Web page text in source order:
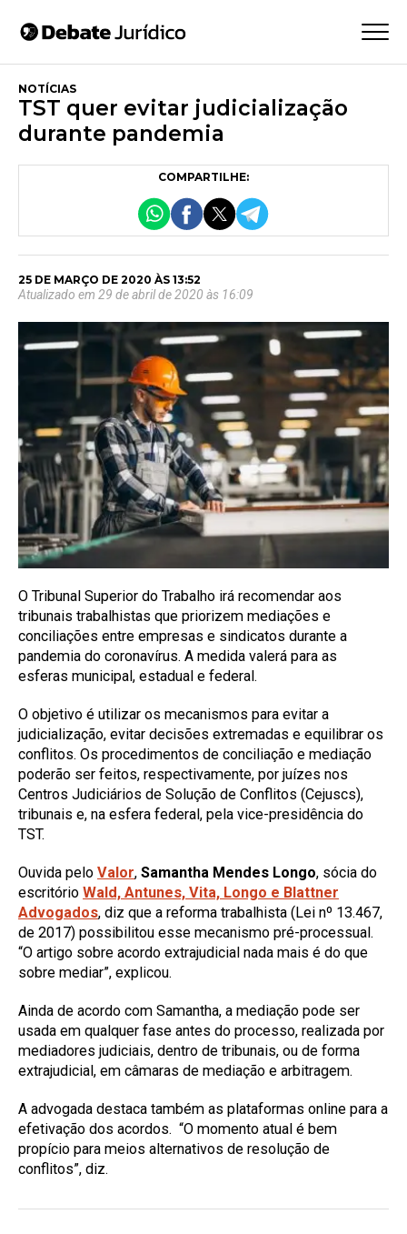
NOTÍCIAS
TST quer evitar judicialização
durante pandemia
COMPARTILHE:
25 DE MARÇO DE 2020 ÀS 13:52
Atualizado em 29 de abril de 2020 às 16:09
O Tribunal Superior do Trabalho irá recomendar aos
tribunais trabalhistas que priorizem mediações e
conciliações entre empresas e sindicatos durante a
pandemia do coronavírus. A medida valerá para as
esferas municipal, estadual e federal.
O objetivo é utilizar os mecanismos para evitar a
judicialização, evitar decisões extremadas e equilibrar os
conflitos. Os procedimentos de conciliação e mediação
poderão ser feitos, respectivamente, por juízes nos
Centros Judiciários de Solução de Conflitos (Cejuscs),
tribunais e, na esfera federal, pela vice-presidência do
TST.
Ouvida pelo Valor, Samantha Mendes Longo, sócia do
escritório Wald, Antunes, Vita, Longo e Blattner
Advogados, diz que a reforma trabalhista (Lei nº 13.467,
de 2017) possibilitou esse mecanismo pré-processual.
“O artigo sobre acordo extrajudicial nada mais é do que
sobre mediar”, explicou.
Ainda de acordo com Samantha, a mediação pode ser
usada em qualquer fase antes do processo, realizada por
mediadores judiciais, dentro de tribunais, ou de forma
extrajudicial, em câmaras de mediação e arbitragem.
A advogada destaca também as plataformas online para a
efetivação dos acordos. “O momento atual é bem
propício para meios alternativos de resolução de
conflitos”, diz.